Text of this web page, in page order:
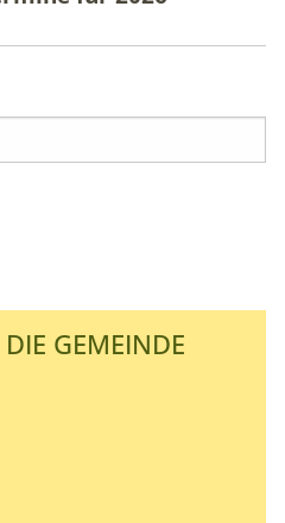
GEMEINDE
der Nutzererfahrung